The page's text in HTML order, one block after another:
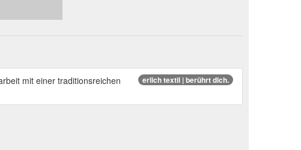
erlich textil | berührt dich.
mit einer traditionsreichen